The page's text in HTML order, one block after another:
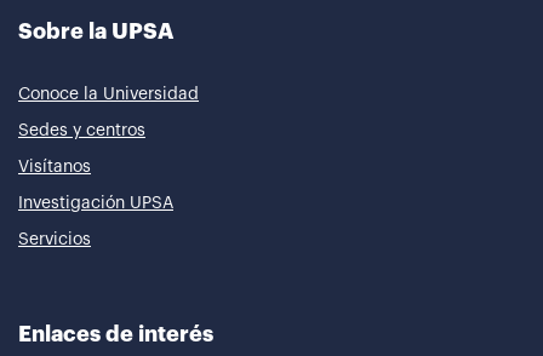
Sobre la UPSA
Conoce la Universidad
Sedes y centros
Visítanos
Investigación UPSA
Servicios
Enlaces de interés